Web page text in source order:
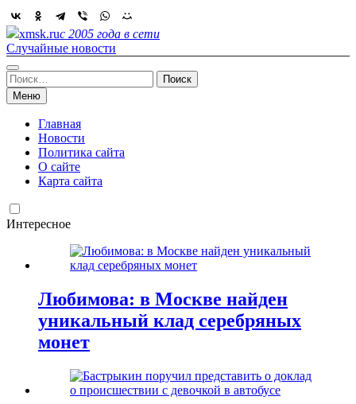
Skip
to
content
xmsk.ruс 2005 года в сети
Случайные новости
Найти:
Меню
Главная
Новости
Политика сайта
О сайте
Карта сайта
Интересное
Любимова: в Москве найден
уникальный клад серебряных
монет